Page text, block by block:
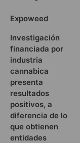
Expoweed
Investigación
financiada por
industria
cannabica
presenta
resultados
positivos, a
diferencia de lo
que obtienen
entidades